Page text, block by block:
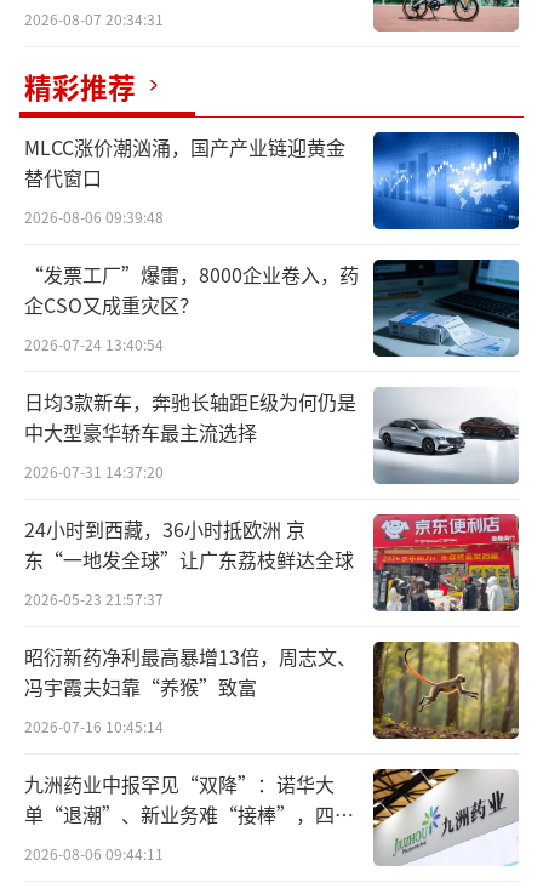
发展失速，竞争优势减弱
海天味业的主营业务集中在调味品领域，
其中包括酱油、调味酱和蚝油等产品。年报显
示，拉动企业的“三驾马车”酱油、调味酱和
蚝油再次失速——分别实现营收126.37亿元、2
6.08%和3.74%。相对应的，三者的销量分别
为229.82万吨、28.35万吨和86.1万吨，分别同
比下降8.17%、0.41%和1.92%。以占据海天味
业总营收接近51.5%的酱油业务为例，在2023
年的销量就比2022年少卖超20万吨。
有业内人士认为，主营业务下降一方面是
因为海天味业长期高度依赖单一酱油品类，且
市场面临充分竞争之下，增长临近天花板。另
一方面是因为海天在市场上的份额被挤占，竞
争对手包括千禾、李锦记、美味鲜、厨邦、加
加等品牌。而这些也都暴露出海天味业竞争优
2026-08-07 20:34:31
精彩推荐
MLCC涨价潮汹涌，国产产业链迎黄金
替代窗口
2026-08-06 09:39:48
“发票工厂”爆雷，8000企业卷入，药
企CSO又成重灾区？
2026-07-24 13:40:54
日均3款新车，奔驰长轴距E级为何仍是
中大型豪华轿车最主流选择
2026-07-31 14:37:20
24小时到西藏，36小时抵欧洲 京
东“一地发全球”让广东荔枝鲜达全球
2026-05-23 21:57:37
昭衍新药净利最高暴增13倍，周志文、
冯宇霞夫妇靠“养猴”致富
2026-07-16 10:45:14
九洲药业中报罕见“双降”：诺华大
单“退潮”、新业务难“接棒”，四大
难关待闯
2026-08-06 09:44:11